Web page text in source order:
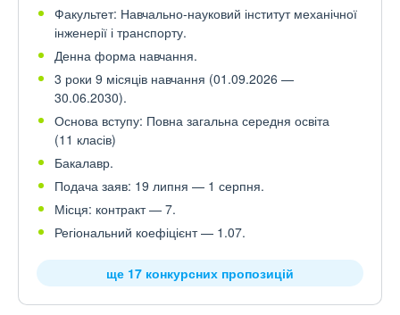
Факультет: Навчально-науковий інститут механічної
інженерії і транспорту.
Денна форма навчання.
3 роки 9 місяців навчання (01.09.2026 —
30.06.2030).
Основа вступу: Повна загальна середня освіта
(11 класів)
Бакалавр.
Подача заяв: 19 липня — 1 серпня.
Місця: контракт — 7.
Регіональний коефіцієнт — 1.07.
ще 17 конкурсних пропозицій